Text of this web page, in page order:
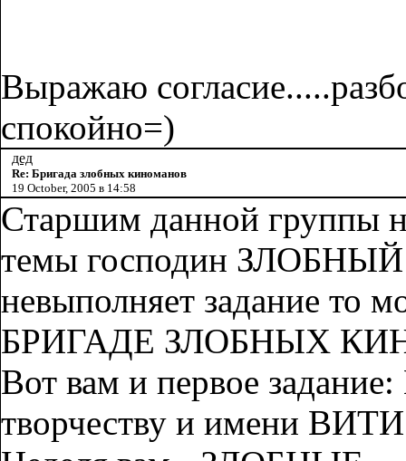
Выражаю
спокойно=)
дед
Re: Бригада злобных киноманов
19 October, 2005 в 14:58
Старшим данной группы
темы господин ЗЛОБНЫЙ
невыполняет задание то
БРИГАДЕ ЗЛОБНЫХ
Вот вам и первое
творчеству и имени